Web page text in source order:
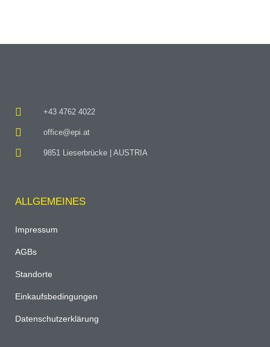
+43 4762 4022
office@epi.at
9851 Lieserbrücke | AUSTRIA
ALLGEMEINES
Impressum
AGBs
Standorte
Einkaufsbedingungen
Datenschutzerklärung